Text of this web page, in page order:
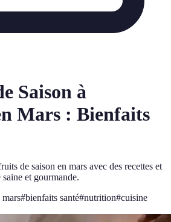
Saison à
Mars : Bienfaits
de saison en mars avec des recettes et
et gourmande.
mars#bienfaits santé#nutrition#cuisine